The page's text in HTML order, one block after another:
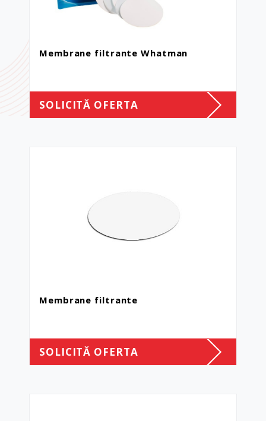
Membrane filtrante Whatman
SOLICITĂ OFERTA
Membrane filtrante
SOLICITĂ OFERTA